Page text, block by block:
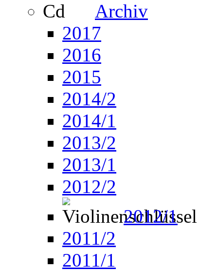
Archiv
2017
2016
2015
2014/2
2014/1
2013/2
2013/1
2012/2
2012/1
2011/2
2011/1